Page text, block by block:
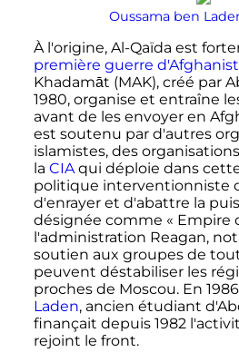
Oussama ben
À l'origine, Al-Qaïda est
première guerre
Khadamāt (MAK), créé par
1980, organise et entraîne
avant de les envoyer en
est soutenu par d'autres
islamistes, des
la CIAqui déploie dans
politique interventionniste
d'enrayer et d'abattre la
désignée comme « Empire
l'administration Reagan,
soutien aux groupes de
peuvent déstabiliser les
proches de Moscou. En
Laden, ancien étudiant
finançait depuis 1982
rejoint le front.